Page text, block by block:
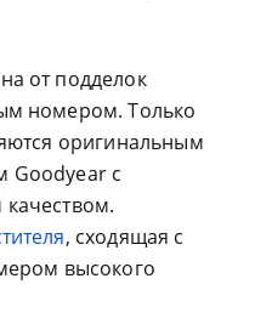
от подделок
номером. Только
оригинальным
Goodyear с
, сходящая с
высокого